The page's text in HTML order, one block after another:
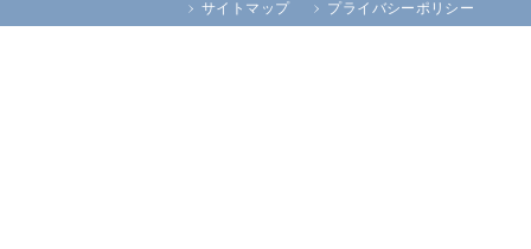
サイトマップ プライバシーポリシー